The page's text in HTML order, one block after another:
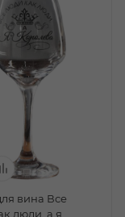
вина Все
люди, а я